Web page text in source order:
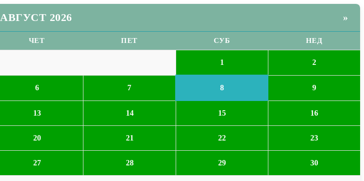
АВГУСТ 2026 »
ЧЕТ ПЕТ СУБ НЕД
1 2
6 7 8 9
13 14 15 16
20 21 22 23
27 28 29 30